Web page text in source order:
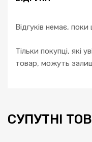
Відгуків немає, поки
Тільки покупці, які
товар, можуть
СУПУТНІ